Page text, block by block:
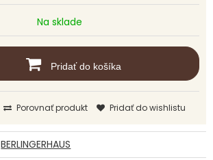
Na sklade
Pridať do košíka
Porovnať produkt Pridať do wishlistu
BERLINGERHAUS